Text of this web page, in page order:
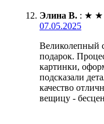
Элина В. : ★ ★
07.05.2025
Великолепный
подарок.
картинки,
подсказали
качество
вещицу -